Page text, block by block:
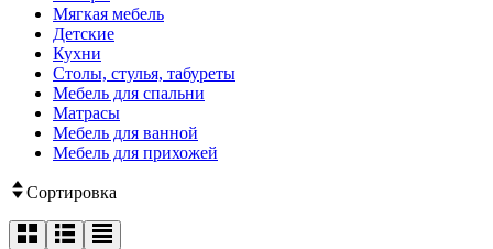
Мягкая мебель
Детские
Кухни
Столы, стулья, табуреты
Мебель для спальни
Матрасы
Мебель для ванной
Мебель для прихожей
Сортировка